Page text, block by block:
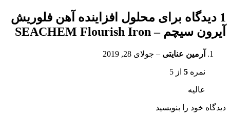
1 دیدگاه برای
محلول افزاینده آهن فلوریش
آیرون سیچم – SEACHEM Flourish Iron
آرمین عنایتی – جولای 28, 2019
نمره 5 از 5
عالیه
دیدگاه خود را بنویسید